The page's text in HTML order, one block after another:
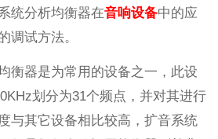
统分析均衡器在音响设备中的应
调试方法。
衡器是为常用的设备之一，此设
划分为31个频点，并对其进行
与其它设备相比较高，扩音系统